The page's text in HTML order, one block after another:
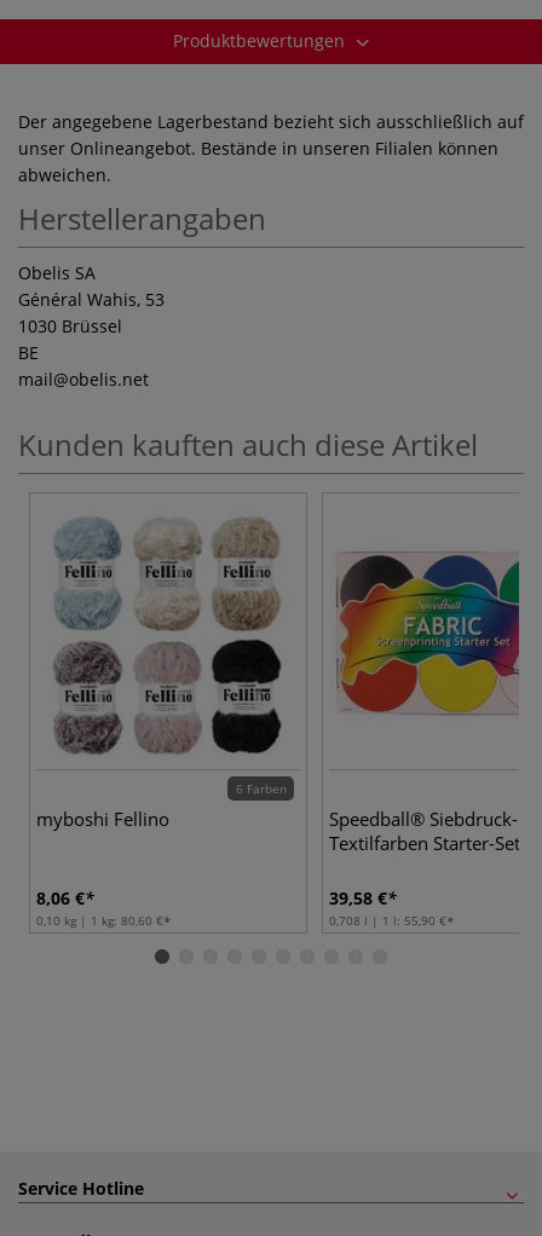
Produktbewertungen
Der angegebene Lagerbestand bezieht sich ausschließlich auf
unser Onlineangebot. Bestände in unseren Filialen können
abweichen.
Herstellerangaben
Obelis SA
Général Wahis, 53
1030 Brüssel
BE
mail@obelis.net
Kunden kauften auch diese Artikel
6 Farben
myboshi Fellino
8,06 €
0,10 kg | 1 kg: 80,60 €
Speedball® Siebdruck-
Textilfarben Starter-Set
39,58 €
0,708 l | 1 l: 55,90 €
Service Hotline